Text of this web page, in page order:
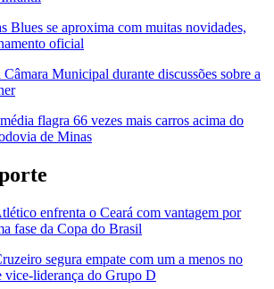
Blues se aproxima com muitas novidades,
oficial
Municipal durante discussões sobre a
flagra 66 vezes mais carros acima do
de Minas
enfrenta o Ceará com vantagem por
fase da Copa do Brasil
segura empate com um a menos no
vice-liderança do Grupo D